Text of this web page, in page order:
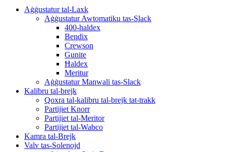
Aġġustatur tal-Laxk
Aġġustatur Awtomatiku tas-Slack
400-haldex
Bendix
Crewson
Gunite
Ħaldex
Meritur
Aġġustatur Manwali tas-Slack
Kalibru tal-brejk
Qoxra tal-kalibru tal-brejk tat-trakk
Partijiet Knorr
Partijiet tal-Meritor
Partijiet tal-Wabco
Kamra tal-Brejk
Valv tas-Solenojd